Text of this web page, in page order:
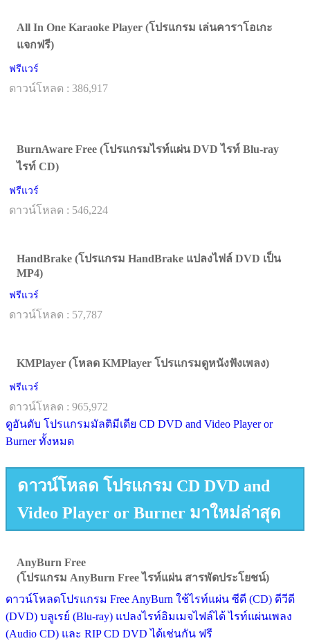
All In One Karaoke Player (โปรแกรม เล่นคาราโอเกะ
แจกฟรี)
ฟรีแวร์
ดาวน์โหลด : 386,917
BurnAware Free (โปรแกรมไรท์แผ่น DVD ไรท์ Blu-ray
ไรท์ CD)
ฟรีแวร์
ดาวน์โหลด : 546,224
HandBrake (โปรแกรม HandBrake แปลงไฟล์ DVD เป็น
MP4)
ฟรีแวร์
ดาวน์โหลด : 57,787
KMPlayer (โหลด KMPlayer โปรแกรมดูหนังฟังเพลง)
ฟรีแวร์
ดาวน์โหลด : 965,972
ดูอันดับ โปรแกรมมัลติมีเดีย CD DVD and Video Player or
Burner ทั้งหมด
ดาวน์โหลด โปรแกรม CD DVD and
Video Player or Burner มาใหม่ล่าสุด
AnyBurn Free
(โปรแกรม AnyBurn Free ไรท์แผ่น สารพัดประโยชน์)
ดาวน์โหลดโปรแกรม Free AnyBurn ใช้ไรท์แผ่น ซีดี (CD) ดีวีดี
(DVD) บลูเรย์ (Blu-ray) แปลงไรท์อิมเมจไฟล์ได้ ไรท์แผ่นเพลง
(Audio CD) และ RIP CD DVD ได้เช่นกัน ฟรี